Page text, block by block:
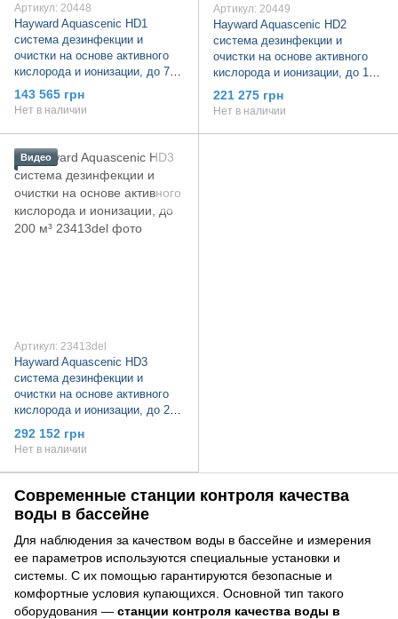
Артикул: 20448
Hayward Aquascenic HD1
система дезинфекции и
очистки на основе активного
кислорода и ионизации, до 75
м³
143 565 грн
Нет в наличии
Артикул: 20449
Hayward Aquascenic HD2
система дезинфекции и
очистки на основе активного
кислорода и ионизации, до 110
м³
221 275 грн
Нет в наличии
Видео
Артикул: 23413del
Hayward Aquascenic HD3
система дезинфекции и
очистки на основе активного
кислорода и ионизации, до 200
м³
292 152 грн
Нет в наличии
Современные станции контроля качества
воды в бассейне
Для наблюдения за качеством воды в бассейне и измерения
ее параметров используются специальные установки и
системы. С их помощью гарантируются безопасные и
комфортные условия купающихся. Основной тип такого
оборудования — станции контроля качества воды в